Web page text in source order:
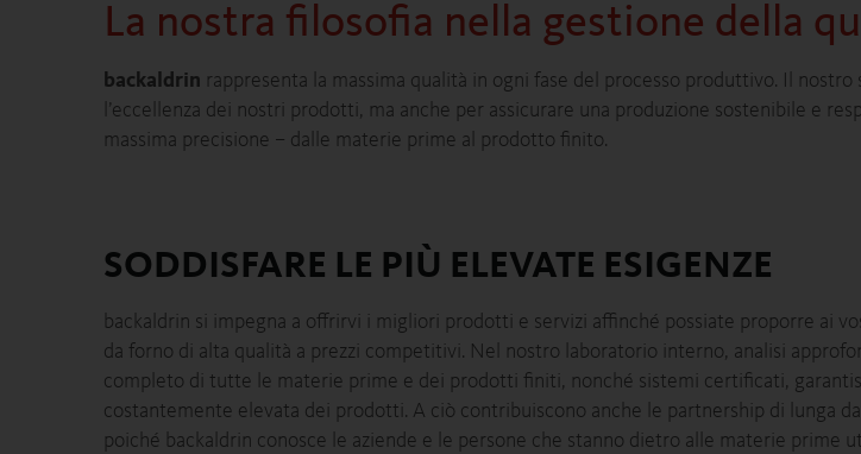
La nostra filosofia nella gestione della
backaldrin rappresenta la massima qualità in ogni fase del processo produttivo. Il
l’eccellenza dei nostri prodotti, ma anche per assicurare una produzione sostenibile e
massima precisione – dalle materie prime al prodotto finito.
SODDISFARE LE PIÙ ELEVATE ESIGENZE
backaldrin si impegna a offrirvi i migliori prodotti e servizi affinché possiate proporre ai
da forno di alta qualità a prezzi competitivi. Nel nostro laboratorio interno, analisi
completo di tutte le materie prime e dei prodotti finiti, nonché sistemi certificati,
costantemente elevata dei prodotti. A ciò contribuiscono anche le partnership di lunga
poiché backaldrin conosce le aziende e le persone che stanno dietro alle materie prime